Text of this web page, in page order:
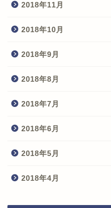
2018年11月
2018年10月
2018年9月
2018年8月
2018年7月
2018年6月
2018年5月
2018年4月